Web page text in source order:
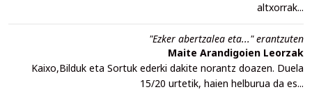
altxorrak...
"Ezker abertzalea eta..." erantzuten
Maite Arandigoien Leorzak
Kaixo,Bilduk eta Sortuk ederki dakite norantz doazen. Duela
15/20 urtetik, haien helburua da es...